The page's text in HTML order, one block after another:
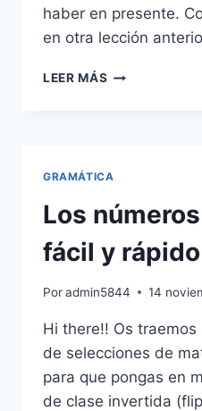
haber en presente.
en otra lección
LEER MÁS DIFERENCIAS
WERE
EN
INGLÉS
(HABÍA)
GRAMÁTICA
Los
fácil y rápido
Poradmin5844 14
Hi there!! Os
de selecciones de
para que pongas en
de clase invertida